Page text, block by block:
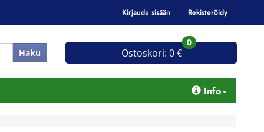
Kirjaudu sisään Rekisteröidy
Haku Ostoskori: 0 €
0
Info